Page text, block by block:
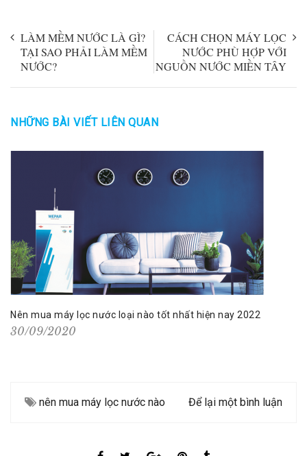
LÀM MỀM NƯỚC LÀ GÌ?
TẠI SAO PHẢI LÀM MỀM
NƯỚC?
CÁCH CHỌN MÁY LỌC
NƯỚC PHÙ HỢP VỚI
NGUỒN NƯỚC MIỀN TÂY
NHỮNG BÀI VIẾT LIÊN QUAN
Nên mua máy lọc nước loại nào tốt nhất hiện nay 2022
30/09/2020
nên mua máy lọc nước nào Để lại một bình luận